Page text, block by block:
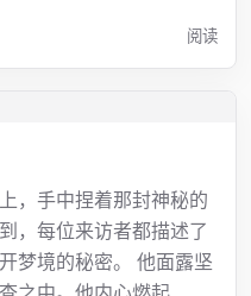
阅读
，手中捏着那封神秘的
，每位来访者都描述了
梦境的秘密。 他面露坚